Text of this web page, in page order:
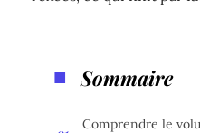
Sommaire
Comprendre le